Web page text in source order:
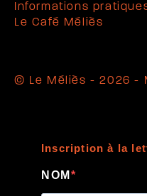
Informations
Le Café Méliès
© Le Méliès - 2026 -
Inscription à la
NOM